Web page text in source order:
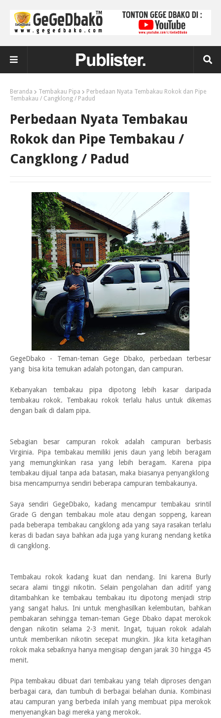
Beranda Tembakau Pipa
Perbedaan Nyata Tembakau Rokok dan Pipe
Tembakau / Cangklong / Padud
Perbedaan Nyata Tembakau
Rokok dan Pipe Tembakau /
Cangklong / Padud
GegeDbako - Teman-teman Gege Dbako, perbedaan terbesar
yang bisa kita temukan adalah potongan, dan campuran.
Kebanyakan tembakau pipa dipotong lebih kasar daripada
tembakau rokok. Tembakau rokok terlalu halus untuk dikemas
dengan baik di dalam pipa.
Sebagian besar campuran rokok adalah campuran berbasis
Virginia. Pipa tembakau memiliki jenis daun yang lebih beragam
yang memungkinkan rasa yang lebih beragam. Karena pipa
tembakau dijual tanpa ada batasan, maka biasanya penyangklong
bisa mencampurnya sendiri beberapa campuran tembakaunya.
Saya sendiri GegeDbako, kadang mencampur tembakau srintil
Grade G dengan tembakau mole atau dengan soppeng, karean
pada beberapa tembakau cangklong ada yang saya rasakan terlalu
keras di badan saya bahkan ada juga yang kurang nendang ketika
di cangklong.
Tembakau rokok kadang kuat dan nendang. Ini karena Burly
secara alami tinggi nikotin. Selain pengolahan dan aditif yang
ditambahkan ke tembakau tembakau itu dipotong menjadi strip
yang sangat halus. Ini untuk menghasilkan kelembutan, bahkan
pembakaran sehingga teman-teman Gege Dbako dapat merokok
dengan nikotin selama 2-3 menit. Ingat, tujuan rokok adalah
untuk memberikan nikotin secepat mungkin. Jika kita ketagihan
rokok maka sebaiknya hanya mengisap dengan jarak 30 hingga 45
menit.
Pipa tembakau dibuat dari tembakau yang telah diproses dengan
berbagai cara, dan tumbuh di berbagai belahan dunia. Kombinasi
atau campuran yang berbeda inilah yang membuat pipa merokok
menyenangkan bagi mereka yang merokok.